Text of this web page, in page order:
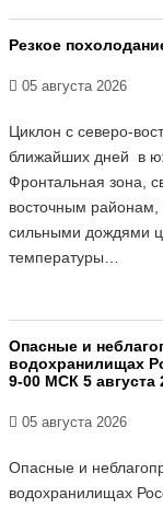
Резкое
05 августа 2026
Циклон с северо-
ближайших дней в
Фронтальная зона,
восточным районам,
сильными дождями
температуры…
Опасные и
водохранилищах
9-00 МСК 5 августа
05 августа 2026
Опасные и
водохранилищах